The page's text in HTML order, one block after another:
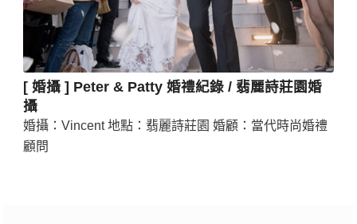
[ 婚攝 ] Peter & Patty 婚禮紀錄 / 翡麗詩莊園婚
攝
婚攝：Vincent 地點：翡麗詩莊園 婚顧：當代時尚婚禮
顧問